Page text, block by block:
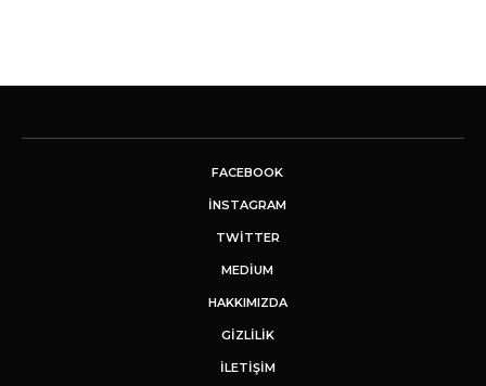
FACEBOOK
INSTAGRAM
TWITTER
MEDIUM
HAKKIMIZDA
GİZLİLİK
İLETIŞIM